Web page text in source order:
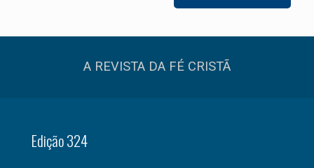
A REVISTA DA FÉ CRISTÃ
Edição 324